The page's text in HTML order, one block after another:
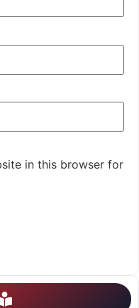
in this browser for